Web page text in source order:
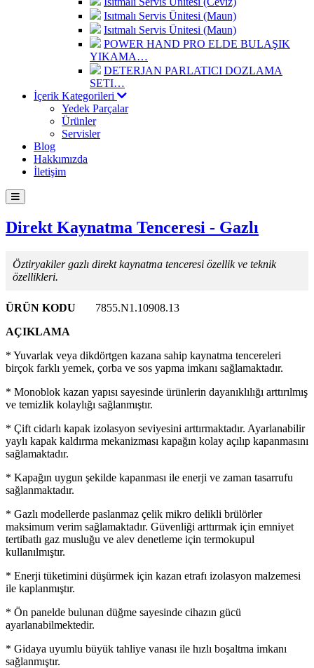
Isıtmalı Servis Ünitesi (Maun)
Isıtmalı Servis Ünitesi (Maun)
POWER HAND PRO ELDE BULAŞIK
YIKAMA…
DETERJAN PARLATICI DOZLAMA
SETI…
İçerik Kategorileri
Yedek Parçalar
Ürünler
Servisler
Blog
Hakkımızda
İletişim
Direkt Kaynatma Tenceresi - Gazlı
Öztiryakiler gazlı direkt kaynatma tenceresi özellik ve teknik
özellikleri.
ÜRÜN KODU
7855.N1.10908.13
AÇIKLAMA
* Yuvarlak veya dikdörtgen kazana sahip kaynatma tencereleri
birçok farklı yemek, çorba ve sos yapma imkanı sağlamaktadır.
* Monoblok kazan yapısı sayesinde ürünlerin dayanıklılığı arttırılmış
ve temizlik kolaylığı sağlanmıştır.
* Çift cidarlı kapak izolasyon seviyesini arttırmaktadır. Ayarlanabilir
yaylı kapak kaldırma mekanizması kapağın kolay açılıp kapanmasını
sağlamaktadır.
* Kapağın uygun şekilde kapanması ile enerji ve zaman tasarrufu
sağlanmaktadır.
* Gazlı modellerde paslanmaz çelik mikro delikli brülörler
maksimum verim sağlamaktadır. Güvenliği arttırmak için emniyet
tertibatlı gaz musluğu ve alev denetleme için termokupul
kullanılmıştır.
* Enerji tüketimini düşürmek için kazan etrafı izolasyon malzemesi
ile kaplanmıştır.
* Ön panelde bulunan düğme sayesinde cihazın gücü
ayarlanabilmektedir.
* Gidaya uyumlu büyük tahliye vanası ile hızlı boşaltma imkanı
sağlanmıştır.